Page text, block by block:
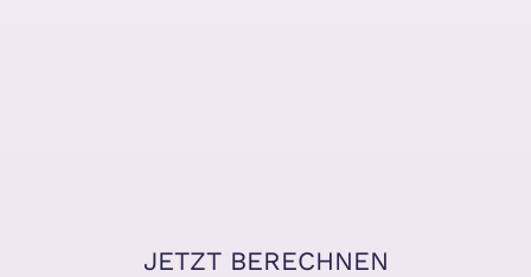
JETZT BERECHNEN